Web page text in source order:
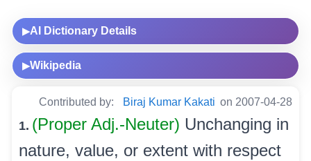
▶AI Dictionary Details
▶Wikipedia
Contributed by: Biraj Kumar Kakati on 2007-04-28
1. (Proper Adj.-Neuter) Unchanging in
nature, value, or extent with respect